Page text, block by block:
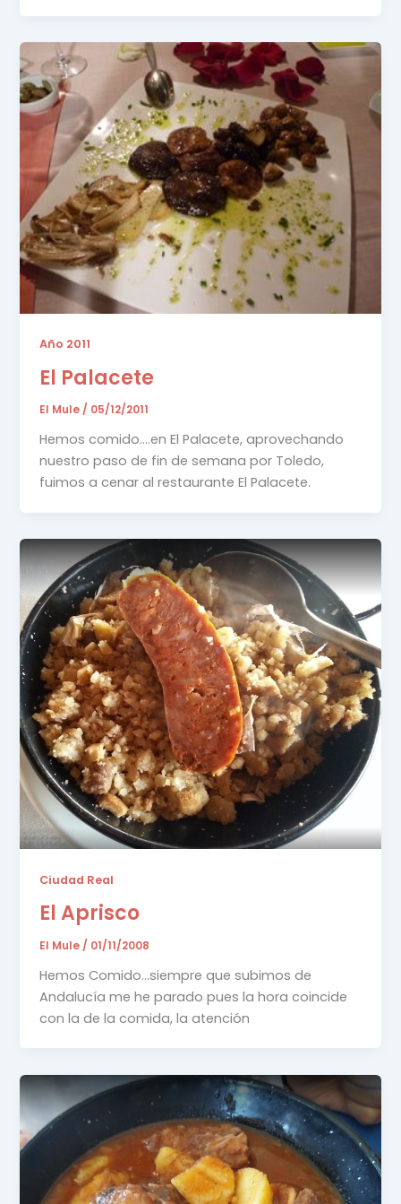
Año 2011
El Palacete
El Mule/ 05/12/2011
Hemos comido….en El Palacete, aprovechando
nuestro paso de fin de semana por Toledo,
fuimos a cenar al restaurante El Palacete.
Ciudad Real
El Aprisco
El Mule / 01/11/2008
Hemos Comido…siempre que subimos de
Andalucía me he parado pues la hora coincide
con la de la comida, la atención